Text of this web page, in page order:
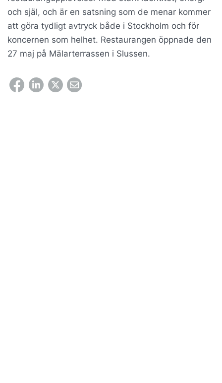
och själ, och är en satsning som de menar kommer
att göra tydligt avtryck både i Stockholm och för
koncernen som helhet. Restaurangen öppnade den
27 maj på Mälarterrassen i Slussen.